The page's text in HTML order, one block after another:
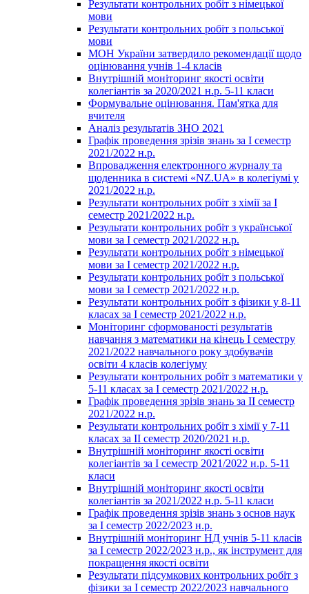
Результати контрольних робіт з німецької
мови
Результати контрольних робіт з польської
мови
МОН України затвердило рекомендації щодо
оцінювання учнів 1-4 класів
Внутрішній моніторинг якості освіти
колегіантів за 2020/2021 н.р. 5-11 класи
Формувальне оцінювання. Пам'ятка для
вчителя
Аналіз результатів ЗНО 2021
Графік проведення зрізів знань за І семестр
2021/2022 н.р.
Впровадження електронного журналу та
щоденника в системі «NZ.UA» в колегіумі у
2021/2022 н.р.
Результати контрольних робіт з хімії за І
семестр 2021/2022 н.р.
Результати контрольних робіт з української
мови за І семестр 2021/2022 н.р.
Результати контрольних робіт з німецької
мови за І семестр 2021/2022 н.р.
Результати контрольних робіт з польської
мови за І семестр 2021/2022 н.р.
Результати контрольних робіт з фізики у 8-11
класах за І семестр 2021/2022 н.р.
Моніторинг сформованості результатів
навчання з математики на кінець І семестру
2021/2022 навчального року здобувачів
освіти 4 класів колегіуму
Результати контрольних робіт з математики у
5-11 класах за І семестр 2021/2022 н.р.
Графік проведення зрізів знань за ІІ семестр
2021/2022 н.р.
Результати контрольних робіт з хімії у 7-11
класах за ІІ семестр 2020/2021 н.р.
Внутрішній моніторинг якості освіти
колегіантів за І семестр 2021/2022 н.р. 5-11
класи
Внутрішній моніторинг якості освіти
колегіантів за 2021/2022 н.р. 5-11 класи
Графік проведення зрізів знань з основ наук
за І семестр 2022/2023 н.р.
Внутрішній моніторинг НД учнів 5-11 класів
за І семестр 2022/2023 н.р., як інструмент для
покращення якості освіти
Результати підсумкових контрольних робіт з
фізики за І семестр 2022/2023 навчального